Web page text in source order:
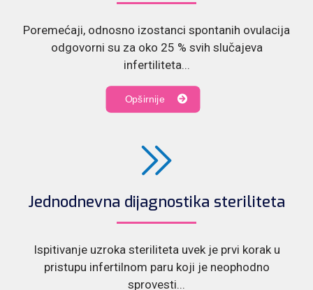
Poremećaji, odnosno izostanci spontanih ovulacija
odgovorni su za oko 25 % svih slučajeva
infertiliteta...
Opširnije
Jednodnevna dijagnostika steriliteta
Ispitivanje uzroka steriliteta uvek je prvi korak u
pristupu infertilnom paru koji je neophodno
sprovesti...